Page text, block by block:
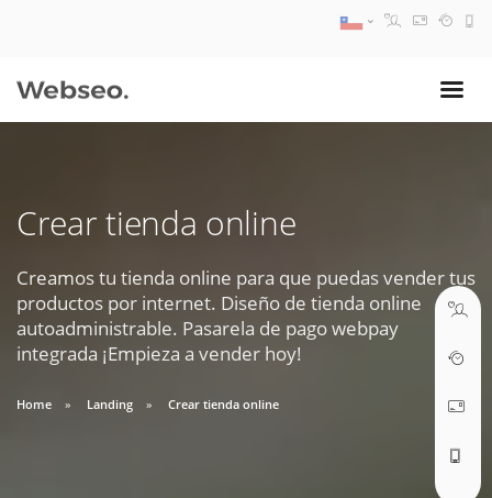
Crear tienda online
Creamos tu tienda online para que puedas vender tus
productos por internet. Diseño de tienda online
autoadministrable. Pasarela de pago webpay
integrada ¡Empieza a vender hoy!
Home Landing Crear tienda online
09:30 AM A 18:30 PM
soporte@webseo.cl